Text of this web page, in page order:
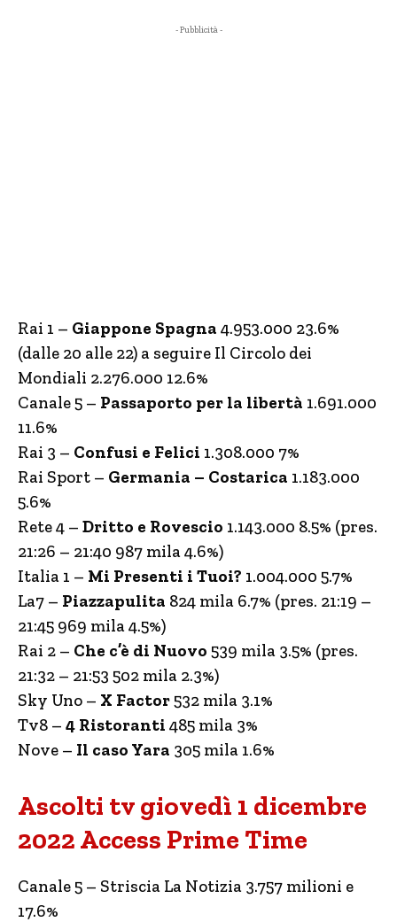
- Pubblicità -
Rai 1 – Giappone Spagna 4.953.000 23.6%
(dalle 20 alle 22) a seguire Il Circolo dei
Mondiali 2.276.000 12.6%
Canale 5 – Passaporto per la libertà 1.691.000
11.6%
Rai 3 – Confusi e Felici 1.308.000 7%
Rai Sport – Germania – Costarica 1.183.000
5.6%
Rete 4 – Dritto e Rovescio 1.143.000 8.5% (pres.
21:26 – 21:40 987 mila 4.6%)
Italia 1 – Mi Presenti i Tuoi? 1.004.000 5.7%
La7 – Piazzapulita 824 mila 6.7% (pres. 21:19 –
21:45 969 mila 4.5%)
Rai 2 – Che c’è di Nuovo 539 mila 3.5% (pres.
21:32 – 21:53 502 mila 2.3%)
Sky Uno – X Factor532 mila 3.1%
Tv8 – 4 Ristoranti 485 mila 3%
Nove – Il caso Yara 305 mila 1.6%
Ascolti tv giovedì 1 dicembre
2022 Access Prime Time
Canale 5 – Striscia La Notizia 3.757 milioni e
17.6%